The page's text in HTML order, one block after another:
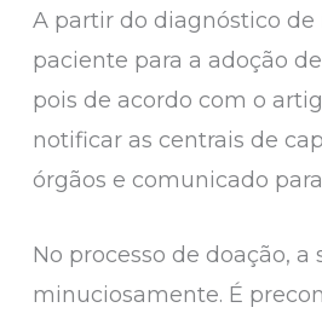
A partir do diagnóstico
paciente para a adoção
pois de acordo com o
notificar as centrais de
órgãos e comunicado
No processo de doação,
minuciosamente. É